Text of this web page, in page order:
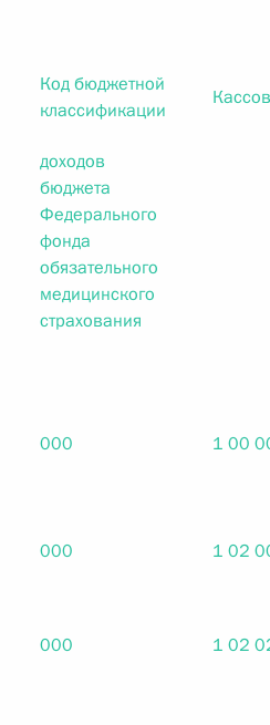
Код бюджетной
классификации
доходов
бюджета
Федерального
фонда
обязательного
медицинского
страхования
000 1 00
000 1 02
000 1 02